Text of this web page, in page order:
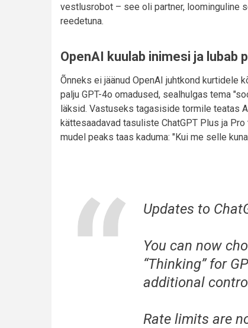
vestlusrobot – see oli partner, loominguline
reedetuna.
OpenAI kuulab inimesi ja lubab
Õnneks ei jäänud OpenAI juhtkond kurtidele
palju GPT-4o omadused, sealhulgas tema
läksid. Vastuseks tagasiside tormile teatas
kättesaadavad tasuliste ChatGPT Plus ja
mudel peaks taas kaduma: "Kui me selle
Updates to
You can now
“Thinking” for
additional
Rate limits are